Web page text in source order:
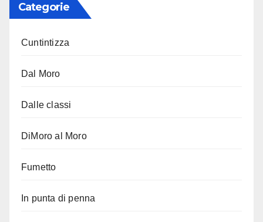
Categorie
Cuntintizza
Dal Moro
Dalle classi
DiMoro al Moro
Fumetto
In punta di penna